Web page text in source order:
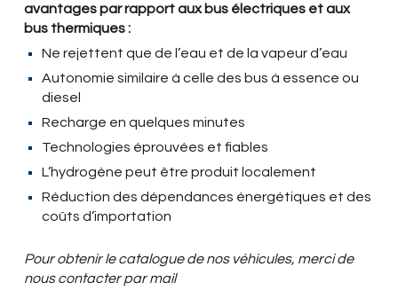
avantages par rapport aux bus électriques et aux
bus thermiques :
Ne rejettent que de l’eau et de la vapeur d’eau
Autonomie similaire à celle des bus à essence ou
diesel
Recharge en quelques minutes
Technologies éprouvées et fiables
L’hydrogène peut être produit localement
Réduction des dépendances énergétiques et des
coûts d’importation
Pour obtenir le catalogue de nos véhicules, merci de
nous contacter par mail